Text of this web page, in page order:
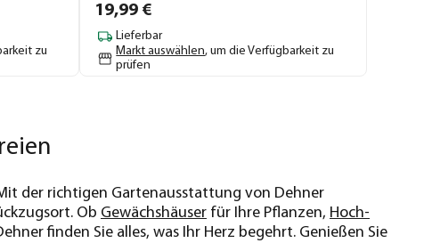
zu
19,99 €
Lieferbar
Markt auswählen, um die Verfügbarkeit zu
prüfen
der richtigen Gartenausstattung von Dehner
Ob Gewächshäuser für Ihre Pflanzen, Hoch-
finden Sie alles, was Ihr Herz begehrt. Genießen Sie